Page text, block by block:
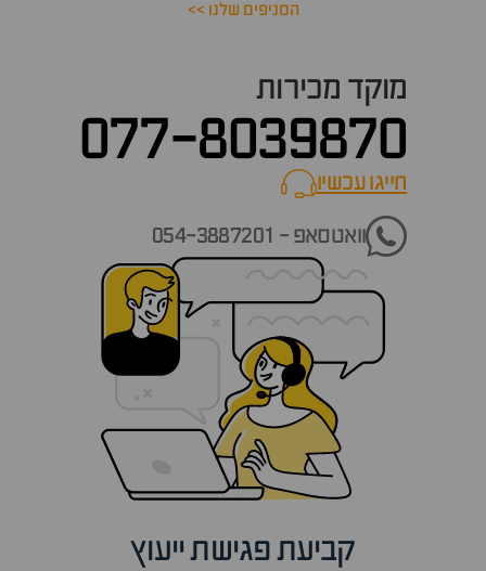
הסניפים שלנו >>
מוקד מכירות
077-8039870
חייגו עכשיוcall now
וואטסאפ - 054-3887201
קביעת פגישת ייעוץ